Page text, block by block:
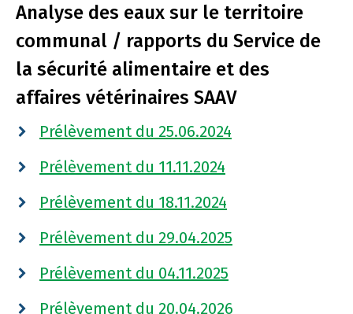
Analyse des eaux sur le territoire
communal / rapports du Service de
la sécurité alimentaire et des
affaires vétérinaires SAAV
Prélèvement du 25.06.2024
Prélèvement du 11.11.2024
Prélèvement du 18.11.2024
Prélèvement du 29.04.2025
Prélèvement du 04.11.2025
Prélèvement du 20.04.2026